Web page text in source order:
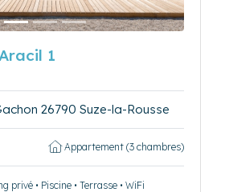
1
26790 Suze-la-Rousse
Appartement (3 chambres)
privé • Piscine • Terrasse • WiFi